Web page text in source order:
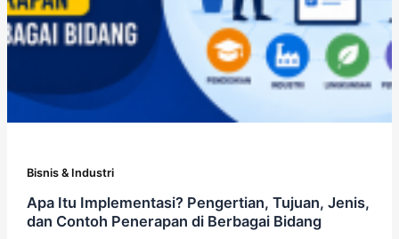
Bisnis & Industri
Apa Itu Implementasi? Pengertian, Tujuan, Jenis,
dan Contoh Penerapan di Berbagai Bidang